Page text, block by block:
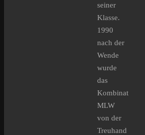
seiner
Klasse.
1990
nach der
Wende
wurde
das
Kombinat
MLW
von der
Treuhand